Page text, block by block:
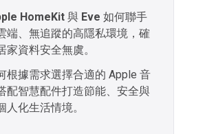
HomeKit 與 Eve 如何聯手
端、無追蹤的高隱私環境，確
家資料安全無虞。
根據需求選擇合適的 Apple 音
配智慧配件打造節能、安全與
人化生活情境。